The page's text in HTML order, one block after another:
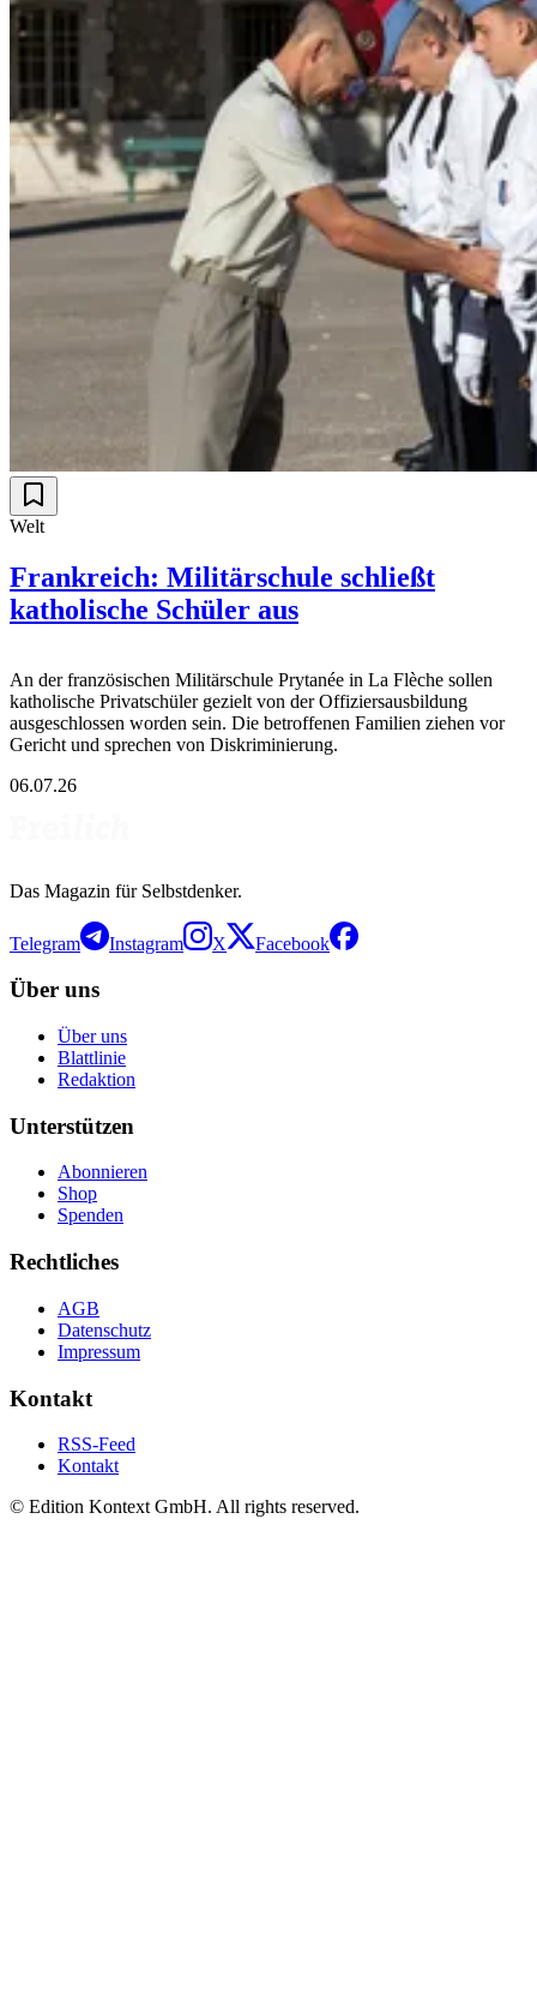
Welt
Frankreich: Militärschule schließt
katholische Schüler aus
An der französischen Militärschule Prytanée in La Flèche sollen
katholische Privatschüler gezielt von der Offiziersausbildung
ausgeschlossen worden sein. Die betroffenen Familien ziehen vor
Gericht und sprechen von Diskriminierung.
06.07.26
Das Magazin für Selbstdenker.
Telegram Instagram X Facebook
Über uns
Über uns
Blattlinie
Redaktion
Unterstützen
Abonnieren
Shop
Spenden
Rechtliches
AGB
Datenschutz
Impressum
Kontakt
RSS-Feed
Kontakt
© Edition Kontext GmbH. All rights reserved.